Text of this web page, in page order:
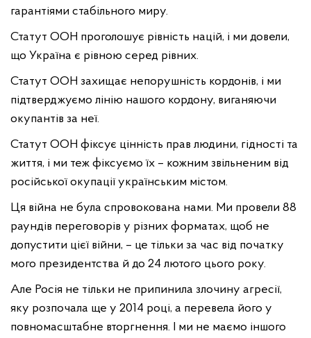
гарантіями стабільного миру.
Статут ООН проголошує рівність націй, і ми довели,
що Україна є рівною серед рівних.
Статут ООН захищає непорушність кордонів, і ми
підтверджуємо лінію нашого кордону, виганяючи
окупантів за неї.
Статут ООН фіксує цінність прав людини, гідності та
життя, і ми теж фіксуємо їх – кожним звільненим від
російської окупації українським містом.
Ця війна не була спровокована нами. Ми провели 88
раундів переговорів у різних форматах, щоб не
допустити цієї війни, – це тільки за час від початку
мого президентства й до 24 лютого цього року.
Але Росія не тільки не припинила злочину агресії,
яку розпочала ще у 2014 році, а перевела його у
повномасштабне вторгнення. І ми не маємо іншого